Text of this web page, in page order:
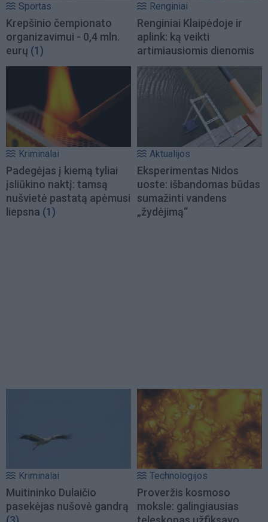
Sportas
Krepšinio čempionato
organizavimui - 0,4 mln.
eurų (1)
Renginiai
Renginiai Klaipėdoje ir
aplink: ką veikti
artimiausiomis dienomis
Kriminalai
Padegėjas į kiemą tyliai
įsliūkino naktį: tamsą
nušvietė pastatą apėmusi
liepsna (1)
Aktualijos
Eksperimentas Nidos
uoste: išbandomas būdas
sumažinti vandens
„žydėjimą“
Kriminalai
Muitininko Dulaičio
pasekėjas nušovė gandrą
Technologijos
Proveržis kosmoso
moksle: galingiausias